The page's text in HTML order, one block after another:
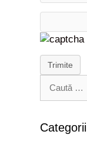
Trimite
t
Categorii